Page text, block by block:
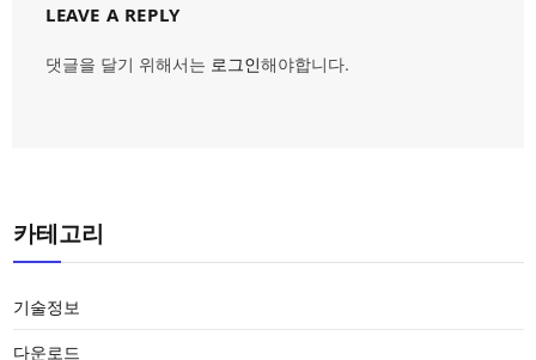
LEAVE A REPLY
댓글을 달기 위해서는 로그인해야합니다.
카테고리
기술정보
다운로드